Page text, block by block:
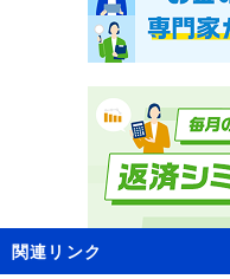
関連リンク